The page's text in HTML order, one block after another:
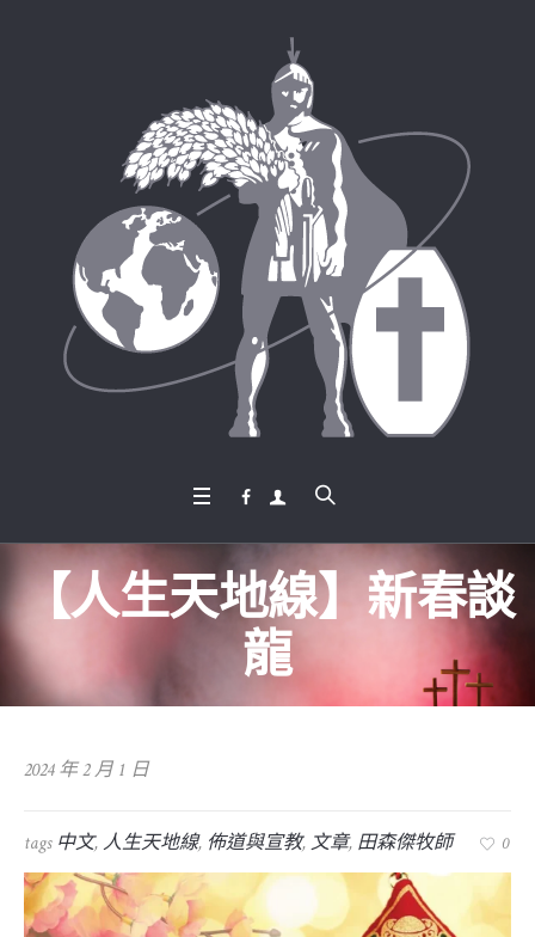
【人生天地線】新春談
龍
2024 年 2 月 1 日
tags 中文,人生天地線, 佈道與宣教,文章, 田森傑牧師 0